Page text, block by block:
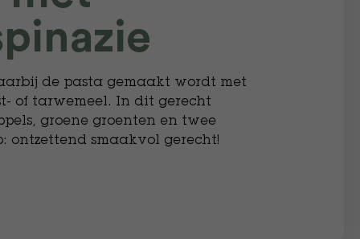
de pasta gemaakt wordt met
of tarwemeel. In dit gerecht
groene groenten en twee
ontzettend smaakvol gerecht!